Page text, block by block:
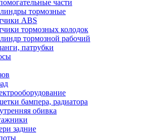
части
тормозные
ABS
тормозных колодок
тормозной рабочий
патрубки
бампера, радиатора
обивка
задние